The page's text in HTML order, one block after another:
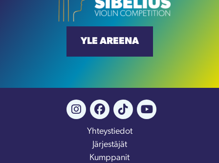
YLE AREENA
Yhteystiedot
Järjestäjät
Kumppanit